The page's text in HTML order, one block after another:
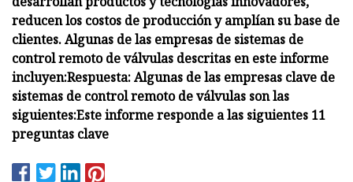
reducen los costos de producción y amplían su base de
clientes. Algunas de las empresas de sistemas de
control remoto de válvulas descritas en este informe
incluyen:Respuesta: Algunas de las empresas clave de
sistemas de control remoto de válvulas son las
siguientes:Este informe responde a las siguientes 11
preguntas clave